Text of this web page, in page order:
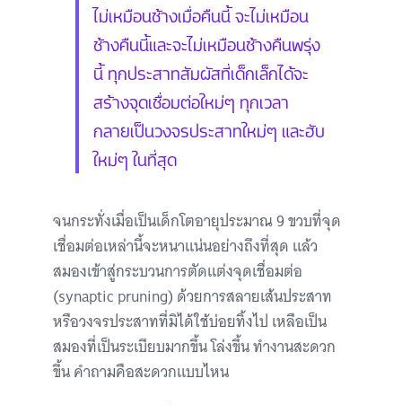
ไม่เหมือนช้างเมื่อคืนนี้ จะไม่เหมือน
ช้างคืนนี้และจะไม่เหมือนช้างคืนพรุ่ง
นี้ ทุกประสาทสัมผัสที่เด็กเล็กได้จะ
สร้างจุดเชื่อมต่อใหม่ๆ ทุกเวลา
กลายเป็นวงจรประสาทใหม่ๆ และฮับ
ใหม่ๆ ในที่สุด
จนกระทั่งเมื่อเป็นเด็กโตอายุประมาณ 9 ขวบที่จุด
เชื่อมต่อเหล่านี้จะหนาแน่นอย่างถึงที่สุด แล้ว
สมองเข้าสู่กระบวนการตัดแต่งจุดเชื่อมต่อ
(synaptic pruning) ด้วยการสลายเส้นประสาท
หรือวงจรประสาทที่มิได้ใช้บ่อยทิ้งไป เหลือเป็น
สมองที่เป็นระเบียบมากขึ้น โล่งขึ้น ทำงานสะดวก
ขึ้น คำถามคือสะดวกแบบไหน